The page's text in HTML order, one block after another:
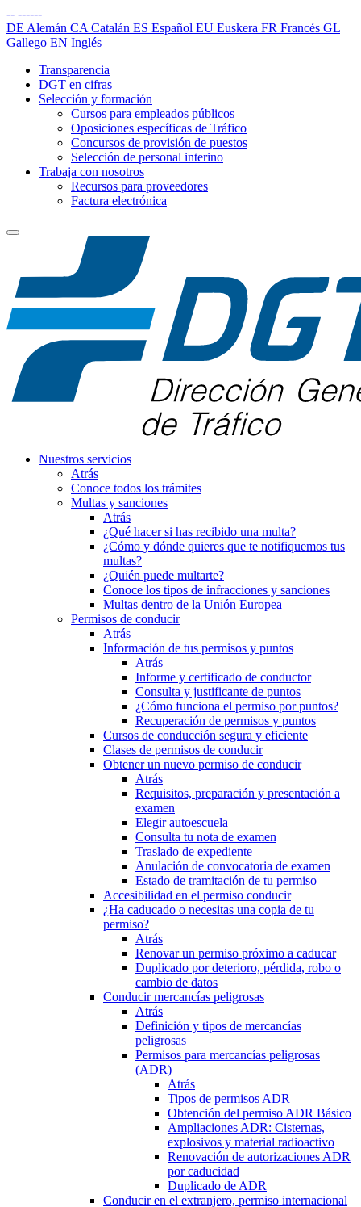
-- ------
DE Alemán CA Catalán ES Español EU Euskera FR Francés GL
Gallego EN Inglés
Transparencia
DGT en cifras
Selección y formación
Cursos para empleados públicos
Oposiciones específicas de Tráfico
Concursos de provisión de puestos
Selección de personal interino
Trabaja con nosotros
Recursos para proveedores
Factura electrónica
Nuestros servicios
Atrás
Conoce todos los trámites
Multas y sanciones
Atrás
¿Qué hacer si has recibido una multa?
¿Cómo y dónde quieres que te notifiquemos tus
multas?
¿Quién puede multarte?
Conoce los tipos de infracciones y sanciones
Multas dentro de la Unión Europea
Permisos de conducir
Atrás
Información de tus permisos y puntos
Atrás
Informe y certificado de conductor
Consulta y justificante de puntos
¿Cómo funciona el permiso por puntos?
Recuperación de permisos y puntos
Cursos de conducción segura y eficiente
Clases de permisos de conducir
Obtener un nuevo permiso de conducir
Atrás
Requisitos, preparación y presentación a
examen
Elegir autoescuela
Consulta tu nota de examen
Traslado de expediente
Anulación de convocatoria de examen
Estado de tramitación de tu permiso
Accesibilidad en el permiso conducir
¿Ha caducado o necesitas una copia de tu
permiso?
Atrás
Renovar un permiso próximo a caducar
Duplicado por deterioro, pérdida, robo o
cambio de datos
Conducir mercancías peligrosas
Atrás
Definición y tipos de mercancías
peligrosas
Permisos para mercancías peligrosas
(ADR)
Atrás
Tipos de permisos ADR
Obtención del permiso ADR Básico
Ampliaciones ADR: Cisternas,
explosivos y material radioactivo
Renovación de autorizaciones ADR
por caducidad
Duplicado de ADR
Conducir en el extranjero, permiso internacional